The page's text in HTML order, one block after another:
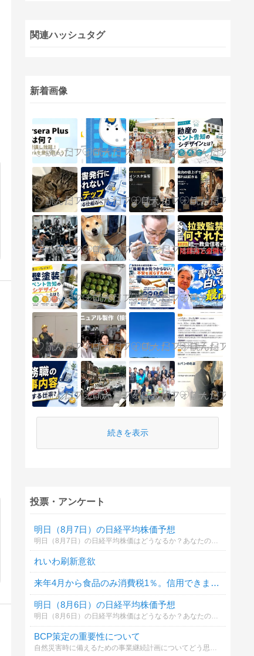
関連ハッシュタグ
新着画像
続きを表示
投票・アンケート
明日（8月7日）の日経平均株価予想
れいわ刷新意欲
来年4月から食品のみ消費税1％。信用できますか？
明日（8月6日）の日経平均株価予想
明日（8月6日）の日経平均株価はどうなるか？あなたの御意見を聞かせて下さい。勿論希望や勘でもかまいません。見るだけもＯＫ！
BCP策定の重要性について
自然災害時に備えるための事業継続計画についてどう思いますか。